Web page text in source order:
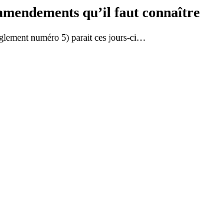
qu’il faut connaître
numéro 5) parait ces jours-ci…